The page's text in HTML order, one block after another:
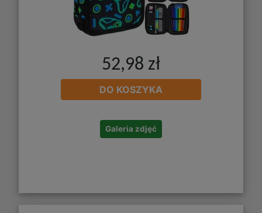
52,98 zł
DO KOSZYKA
Galeria zdjęć